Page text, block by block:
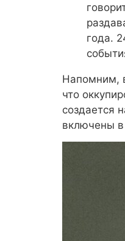
года.
Напомним,
что
создается
включены в